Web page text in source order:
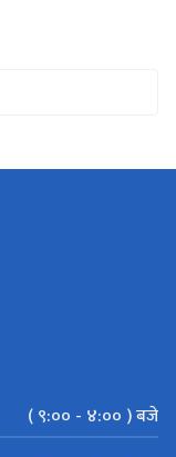
( ९:०० - ४:०० ) बजे